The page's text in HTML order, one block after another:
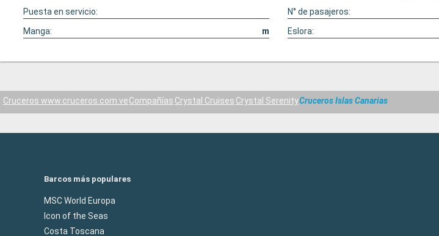
Puesta en servicio: N° de pasajeros:
Manga:
m Eslora:
Cruceros www.cruceros.com.veCompañías Crystal Cruises Crystal SerenityCruceros Islas Canarias
Barcos más populares
MSC World Europa
Icon of the Seas
Costa Toscana